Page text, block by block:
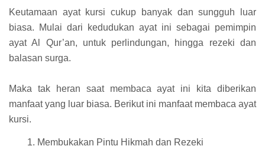
Keutamaan ayat kursi cukup banyak dan sungguh luar
biasa. Mulai dari kedudukan ayat ini sebagai pemimpin
ayat Al Qur’an, untuk perlindungan, hingga rezeki dan
balasan surga.
Maka tak heran saat membaca ayat ini kita diberikan
manfaat yang luar biasa. Berikut ini manfaat membaca ayat
kursi.
Membukakan Pintu Hikmah dan Rezeki